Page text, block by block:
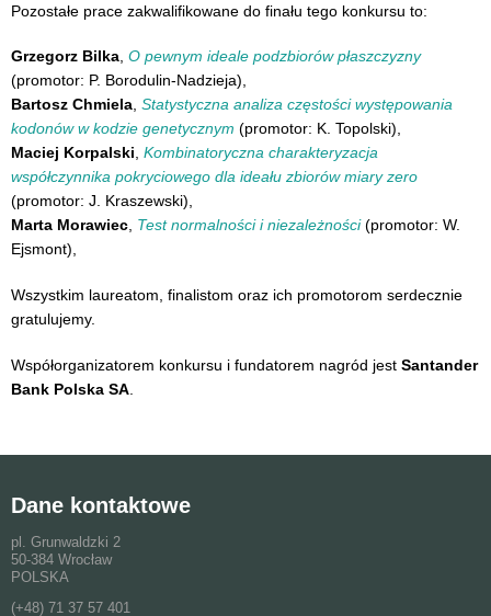
Pozostałe prace zakwalifikowane do finału tego konkursu to:
Grzegorz Bilka, O pewnym ideale podzbiorów płaszczyzny
(promotor: P. Borodulin-Nadzieja),
Bartosz Chmiela, Statystyczna analiza częstości występowania
kodonów w kodzie genetycznym (promotor: K. Topolski),
Maciej Korpalski, Kombinatoryczna charakteryzacja
współczynnika pokryciowego dla ideału zbiorów miary zero
(promotor: J. Kraszewski),
Marta Morawiec, Test normalności i niezależności(promotor: W.
Ejsmont),
Wszystkim laureatom, finalistom oraz ich promotorom serdecznie
gratulujemy.
Współorganizatorem konkursu i fundatorem nagród jest Santander
Bank Polska SA
Dane kontaktowe
pl. Grunwaldzki 2
50-384 Wrocław
POLSKA
(+48) 71 37 57 401